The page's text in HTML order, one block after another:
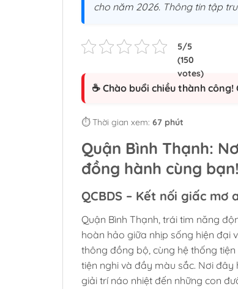
cho năm 2026. Thông tin tập
☕ Chào buổi chiều thành
⏱️ Thời gian xem: 67 phút
Quận Bình Thạnh:
đồng hành cùng bạn!
QCBDS – Kết nối giấc mơ
Quận Bình Thạnh, trái tim năng
hoàn hảo giữa nhịp sống hiện đại
thông đồng bộ, cùng hệ thống
tiện nghi và đầy màu sắc. Nơi
giải trí náo nhiệt đến những con